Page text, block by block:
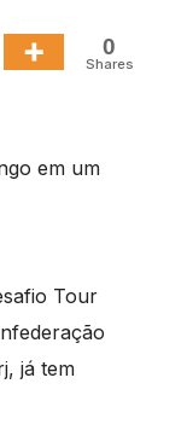
0
Shares
em um
Tour
já tem